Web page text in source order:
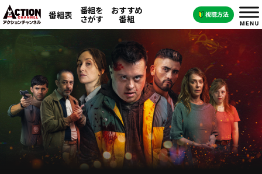
番組表 番組を
さがす
おすすめ
番組